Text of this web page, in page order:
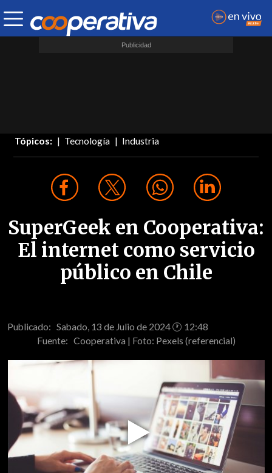
Tópicos: Tecnología Industria
SuperGeek en Cooperativa:
El internet como servicio
público en Chile
Publicado: Sabado, 13 de Julio de 2024 🕐 12:48
Fuente: Cooperativa | Foto: Pexels (referencial)
Play
Video